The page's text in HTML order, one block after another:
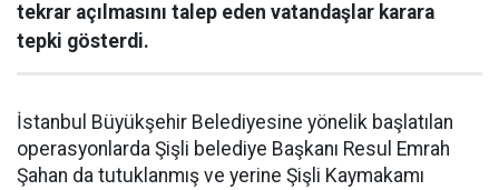
tekrar açılmasını talep eden vatandaşlar karara
tepki gösterdi.
İstanbul Büyükşehir Belediyesine yönelik başlatılan
operasyonlarda Şişli belediye Başkanı Resul Emrah
Şahan da tutuklanmış ve yerine Şişli Kaymakamı